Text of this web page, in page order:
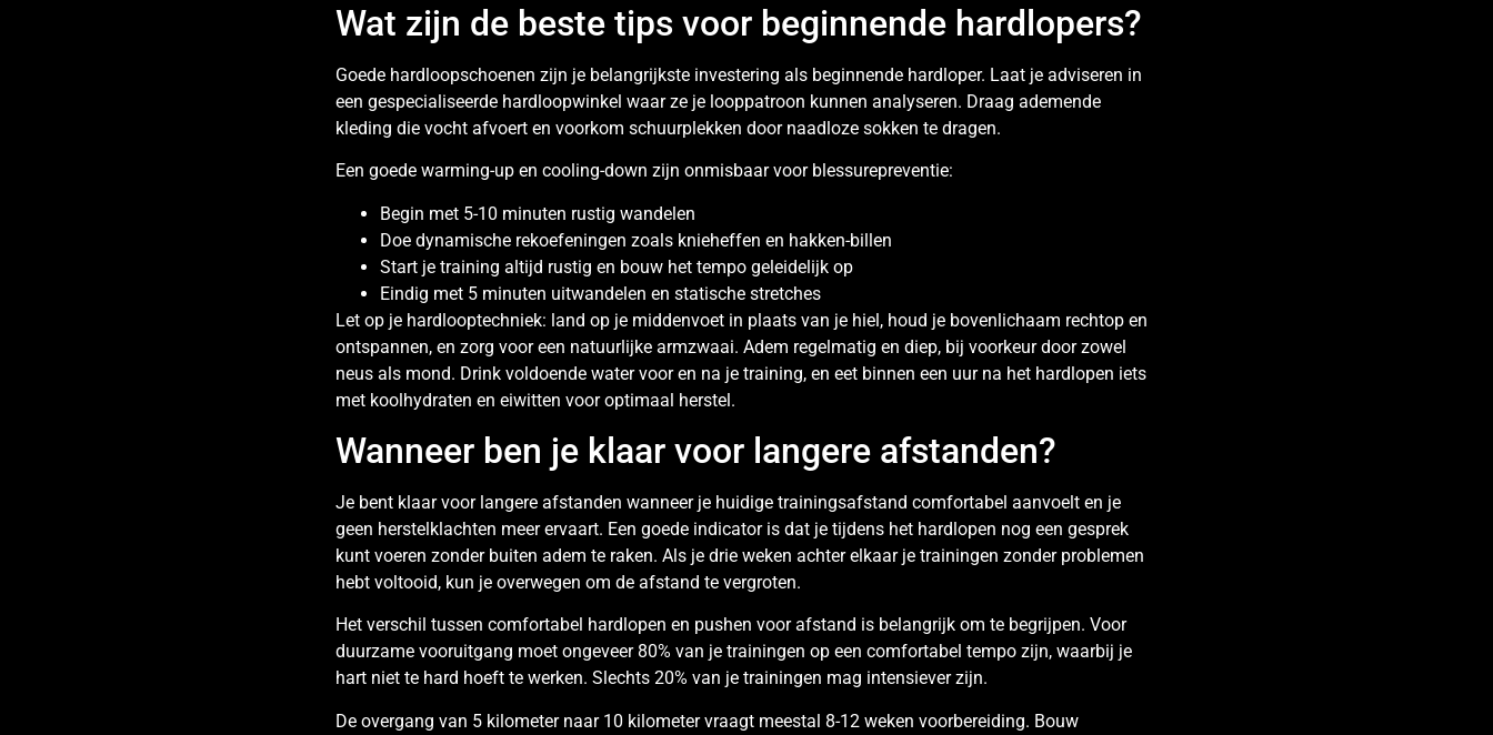
Wat zijn de beste tips voor beginnende hardlopers?
Goede hardloopschoenen zijn je belangrijkste investering als beginnende hardloper. Laat je adviseren in
een gespecialiseerde hardloopwinkel waar ze je looppatroon kunnen analyseren. Draag ademende
kleding die vocht afvoert en voorkom schuurplekken door naadloze sokken te dragen.
Een goede warming-up en cooling-down zijn onmisbaar voor blessurepreventie:
Begin met 5-10 minuten rustig wandelen
Doe dynamische rekoefeningen zoals knieheffen en hakken-billen
Start je training altijd rustig en bouw het tempo geleidelijk op
Eindig met 5 minuten uitwandelen en statische stretches
Let op je hardlooptechniek: land op je middenvoet in plaats van je hiel, houd je bovenlichaam rechtop en
ontspannen, en zorg voor een natuurlijke armzwaai. Adem regelmatig en diep, bij voorkeur door zowel
neus als mond. Drink voldoende water voor en na je training, en eet binnen een uur na het hardlopen iets
met koolhydraten en eiwitten voor optimaal herstel.
Wanneer ben je klaar voor langere afstanden?
Je bent klaar voor langere afstanden wanneer je huidige trainingsafstand comfortabel aanvoelt en je
geen herstelklachten meer ervaart. Een goede indicator is dat je tijdens het hardlopen nog een gesprek
kunt voeren zonder buiten adem te raken. Als je drie weken achter elkaar je trainingen zonder problemen
hebt voltooid, kun je overwegen om de afstand te vergroten.
Het verschil tussen comfortabel hardlopen en pushen voor afstand is belangrijk om te begrijpen. Voor
duurzame vooruitgang moet ongeveer 80% van je trainingen op een comfortabel tempo zijn, waarbij je
hart niet te hard hoeft te werken. Slechts 20% van je trainingen mag intensiever zijn.
De overgang van 5 kilometer naar 10 kilometer vraagt meestal 8-12 weken voorbereiding. Bouw